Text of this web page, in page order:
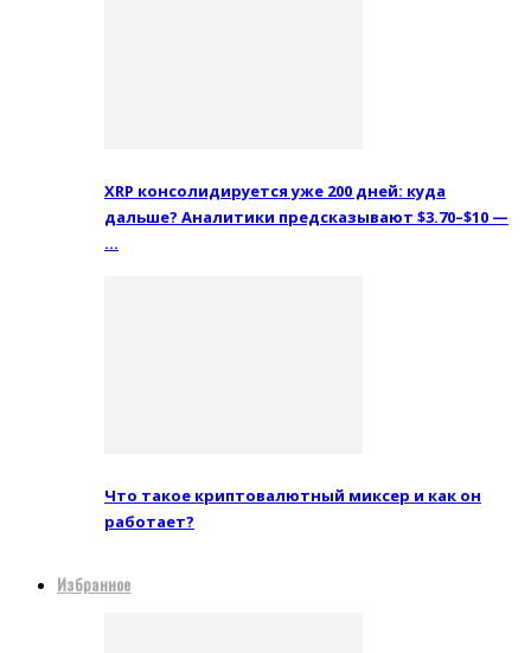
XRP консолидируется уже 200 дней: куда
дальше? Аналитики предсказывают $3.70–$10 —
…
Что такое криптовалютный миксер и как он
работает?
Избранное